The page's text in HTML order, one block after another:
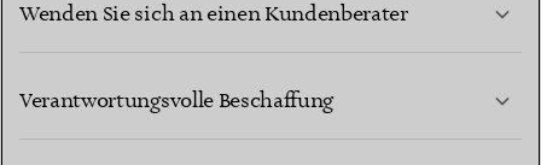
Wenden Sie sich an einen Kundenberater
Verantwortungsvolle Beschaffung